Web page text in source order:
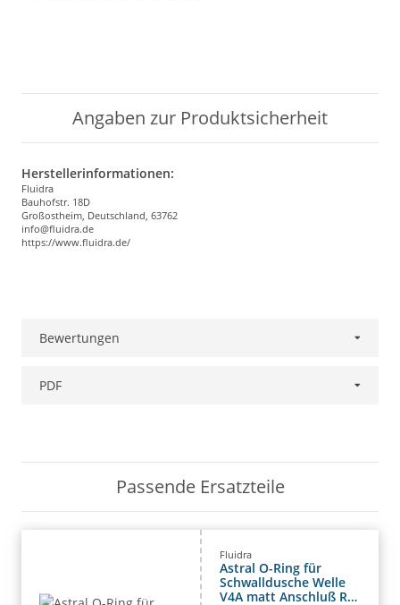
Angaben zur Produktsicherheit
Herstellerinformationen:
Fluidra
Bauhofstr. 18D
Großostheim, Deutschland, 63762
info@fluidra.de
https://www.fluidra.de/
Bewertungen
PDF
Passende Ersatzteile
Fluidra
Astral O-Ring für
Schwalldusche Welle
V4A matt Anschluß R